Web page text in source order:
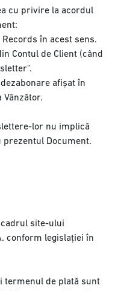
cu privire la acordul
în acest sens.
Contul de Client (când
afișat în
lor nu implică
Document.
site-ului
conform legislației în
termenul de plată sunt